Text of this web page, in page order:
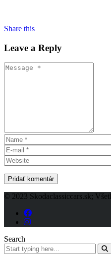
Share this
Leave a Reply
© 2023 Skodaclassiccars.sk;
Search